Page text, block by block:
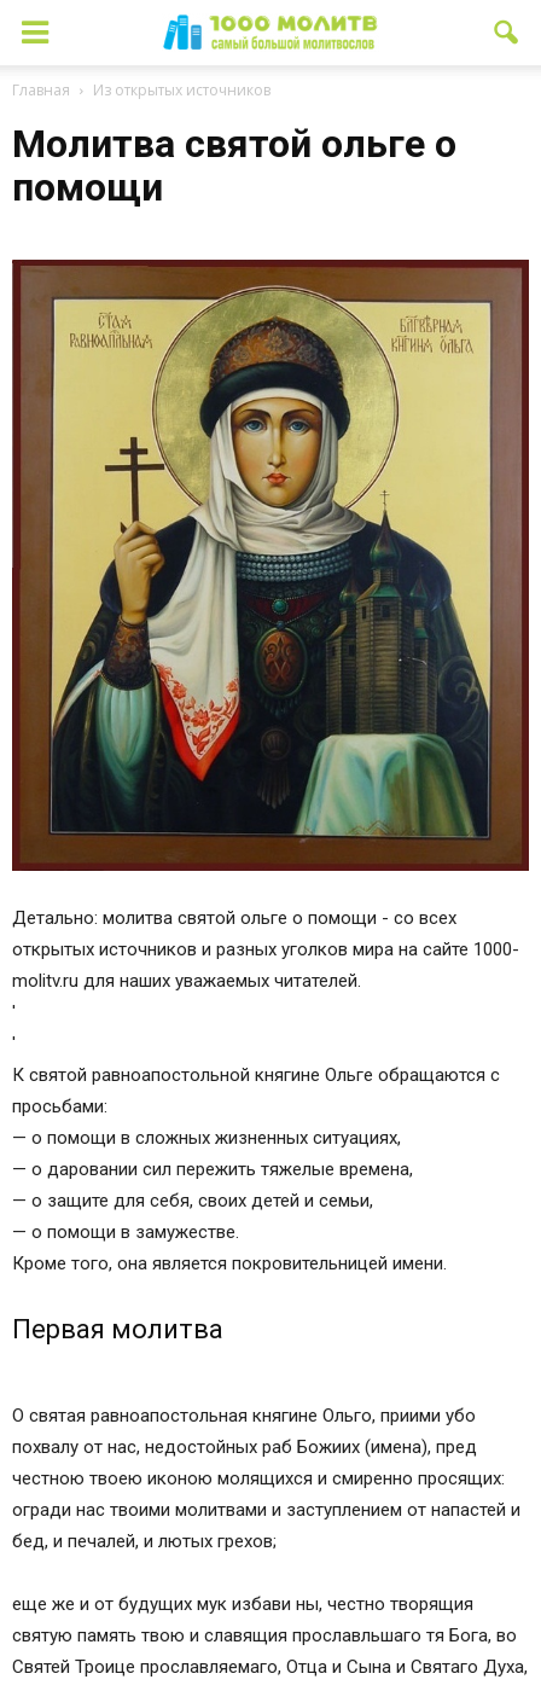
Главная Из открытых источников
Молитва святой ольге о
помощи
Детально: молитва святой ольге о помощи - со всех
открытых источников и разных уголков мира на сайте 1000-
molitv.ru для наших уважаемых читателей.
'
'
К святой равноапостольной княгине Ольге обращаются с
просьбами:
— о помощи в сложных жизненных ситуациях,
— о даровании сил пережить тяжелые времена,
— о защите для себя, своих детей и семьи,
— о помощи в замужестве.
Кроме того, она является покровительницей имени.
Первая молитва
О святая равноапостольная княгине Ольго, приими убо
похвалу от нас, недостойных раб Божиих (имена), пред
честною твоею иконою молящихся и смиренно просящих:
огради нас твоими молитвами и заступлением от напастей и
бед, и печалей, и лютых грехов;
еще же и от будущих мук избави ны, честно творящия
святую память твою и славящия прославльшаго тя Бога, во
Святей Троице прославляемаго, Отца и Сына и Святаго Духа,